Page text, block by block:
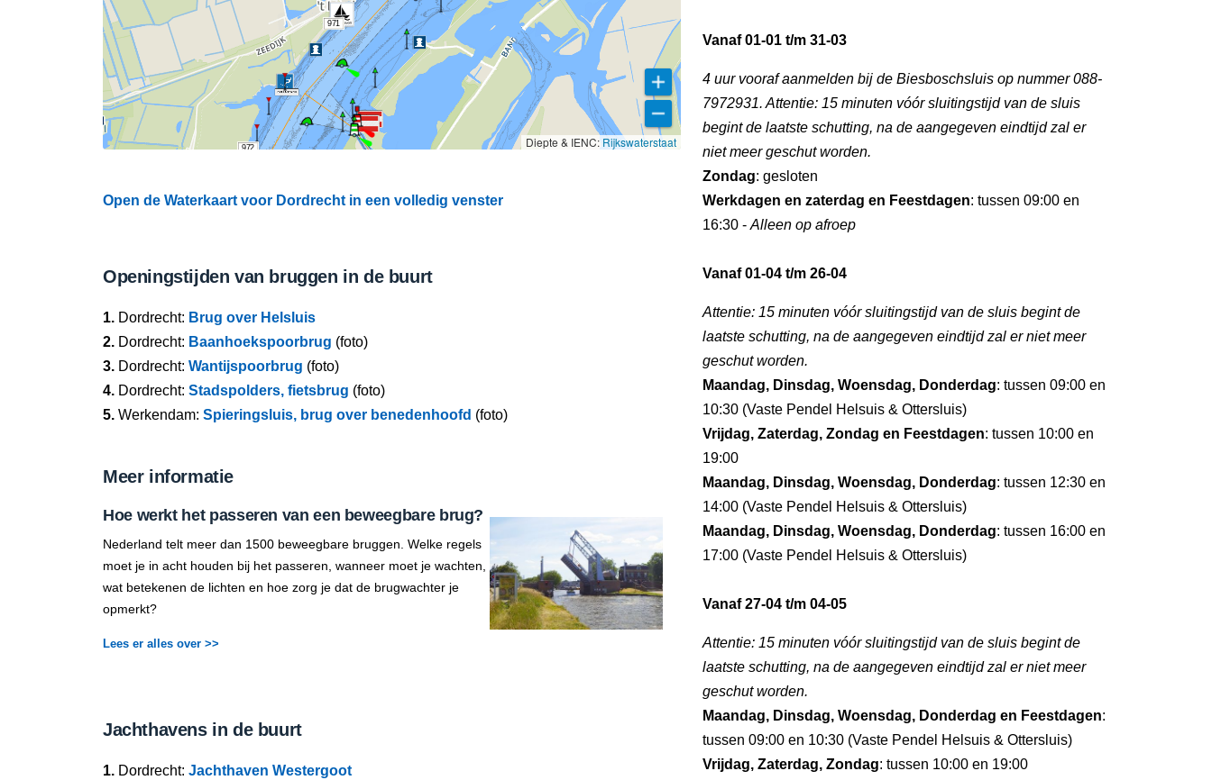
971
972 Diepte & IENC: Rijkswaterstaat
Open de Waterkaart voor Dordrecht in een volledig venster
Openingstijden van bruggen in de buurt
1. Dordrecht: Brug over Helsluis
2. Dordrecht: Baanhoekspoorbrug (foto)
3. Dordrecht: Wantijspoorbrug (foto)
4. Dordrecht: Stadspolders, fietsbrug (foto)
5. Werkendam: Spieringsluis, brug over benedenhoofd (foto)
Meer informatie
Hoe werkt het passeren van een beweegbare brug?
Nederland telt meer dan 1500 beweegbare bruggen. Welke regels
moet je in acht houden bij het passeren, wanneer moet je wachten,
wat betekenen de lichten en hoe zorg je dat de brugwachter je
opmerkt?
Lees er alles over >>
Jachthavens in de buurt
1. Dordrecht: Jachthaven Westergoot
Vanaf 01-01 t/m 31-03
4 uur vooraf aanmelden bij de Biesboschsluis op nummer 088-
7972931. Attentie: 15 minuten vóór sluitingstijd van de sluis
begint de laatste schutting, na de aangegeven eindtijd zal er
niet meer geschut worden.
Zondag: gesloten
Werkdagen en zaterdag en Feestdagen: tussen 09:00 en
16:30 - Alleen op afroep
Vanaf 01-04 t/m 26-04
Attentie: 15 minuten vóór sluitingstijd van de sluis begint de
laatste schutting, na de aangegeven eindtijd zal er niet meer
geschut worden.
Maandag, Dinsdag, Woensdag, Donderdag: tussen 09:00 en
10:30 (Vaste Pendel Helsuis & Ottersluis)
Vrijdag, Zaterdag, Zondag en Feestdagen: tussen 10:00 en
19:00
Maandag, Dinsdag, Woensdag, Donderdag: tussen 12:30 en
14:00 (Vaste Pendel Helsuis & Ottersluis)
Maandag, Dinsdag, Woensdag, Donderdag: tussen 16:00 en
17:00 (Vaste Pendel Helsuis & Ottersluis)
Vanaf 27-04 t/m 04-05
Attentie: 15 minuten vóór sluitingstijd van de sluis begint de
laatste schutting, na de aangegeven eindtijd zal er niet meer
geschut worden.
Maandag, Dinsdag, Woensdag, Donderdag en Feestdagen:
tussen 09:00 en 10:30 (Vaste Pendel Helsuis & Ottersluis)
Vrijdag, Zaterdag, Zondag: tussen 10:00 en 19:00